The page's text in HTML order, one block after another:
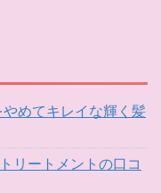
めてキレイな輝く髪
リートメントの口コ